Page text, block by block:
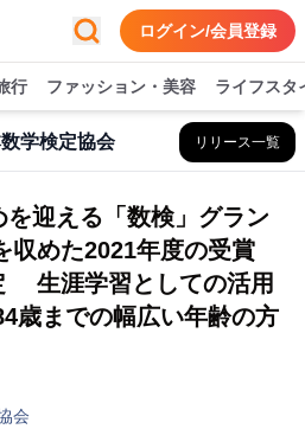
ログイン/会員登録
行 ファッション・美容 ライフスタ
学検定協会 リリース一覧
迎える「数検」グラン
めた2021年度の受賞
生涯学習としての活用
歳までの幅広い年齢の方
会